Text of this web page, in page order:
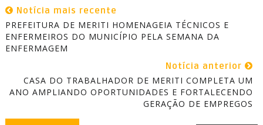
Notícia mais recente
PREFEITURA DE MERITI HOMENAGEIA TÉCNICOS E
ENFERMEIROS DO MUNICÍPIO PELA SEMANA DA
ENFERMAGEM
Notícia anterior
CASA DO TRABALHADOR DE MERITI COMPLETA UM
ANO AMPLIANDO OPORTUNIDADES E FORTALECENDO
GERAÇÃO DE EMPREGOS